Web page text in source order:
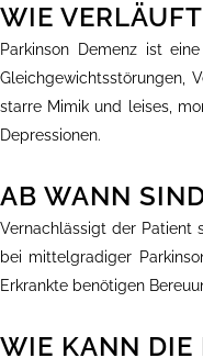
WIE
Parkinson Demenz ist
Gleichgewichtsstörungen,
starre Mimik und leises,
Depressionen.
AB WANN
Vernachlässigt der Patient
bei mittelgradiger
Erkrankte benötigen
WIE KANN DIE